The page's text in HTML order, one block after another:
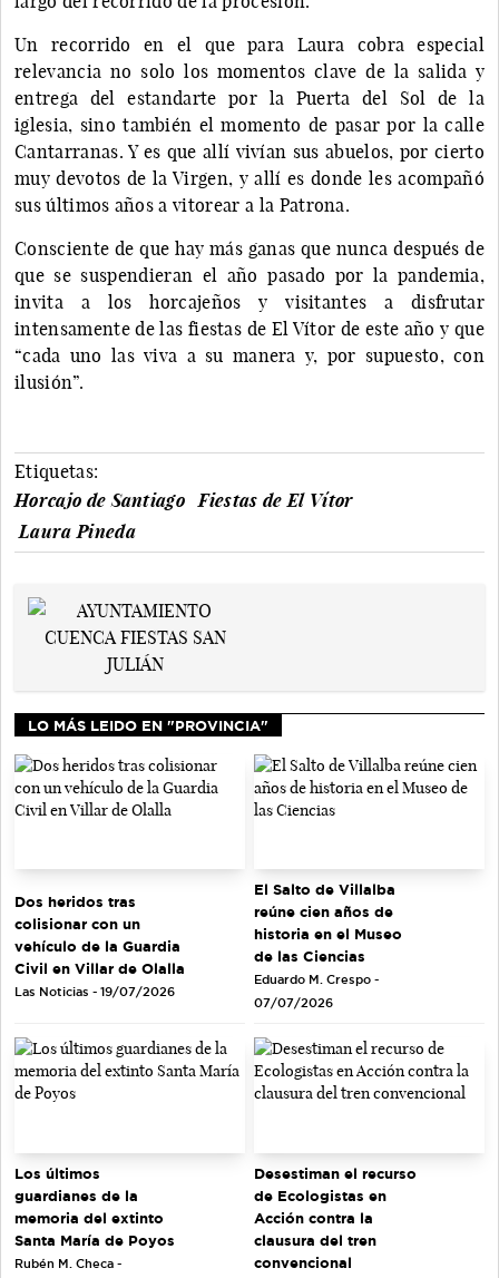
Un recorrido en el que para Laura cobra especial
relevancia no solo los momentos clave de la salida y
entrega del estandarte por la Puerta del Sol de la
iglesia, sino también el momento de pasar por la calle
Cantarranas. Y es que allí vivían sus abuelos, por cierto
muy devotos de la Virgen, y allí es donde les acompañó
sus últimos años a vitorear a la Patrona.
Consciente de que hay más ganas que nunca después de
que se suspendieran el año pasado por la pandemia,
invita a los horcajeños y visitantes a disfrutar
intensamente de las fiestas de El Vítor de este año y que
“cada uno las viva a su manera y, por supuesto, con
ilusión”.
Etiquetas:
Horcajo de Santiago
Fiestas de El Vítor
Laura Pineda
LO MÁS LEIDO EN "PROVINCIA"
Dos heridos tras
colisionar con un
vehículo de la Guardia
Civil en Villar de Olalla
Las Noticias - 19/07/2026
El Salto de Villalba
reúne cien años de
historia en el Museo
de las Ciencias
Eduardo M. Crespo -
07/07/2026
Los últimos
guardianes de la
memoria del extinto
Santa María de Poyos
Rubén M. Checa -
Desestiman el recurso
de Ecologistas en
Acción contra la
clausura del tren
convencional